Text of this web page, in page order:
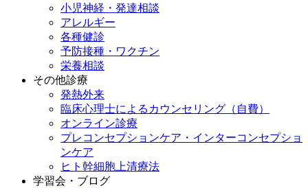
小児神経・発達相談
アレルギー
各種健診
予防接種・ワクチン
栄養相談
その他診療
発熱外来
臨床心理士によるカウンセリング（自費）
オンライン診療
プレコンセプションケア・インターコンセプショ
ンケア
ヒト幹細胞上清療法
学習会・ブログ